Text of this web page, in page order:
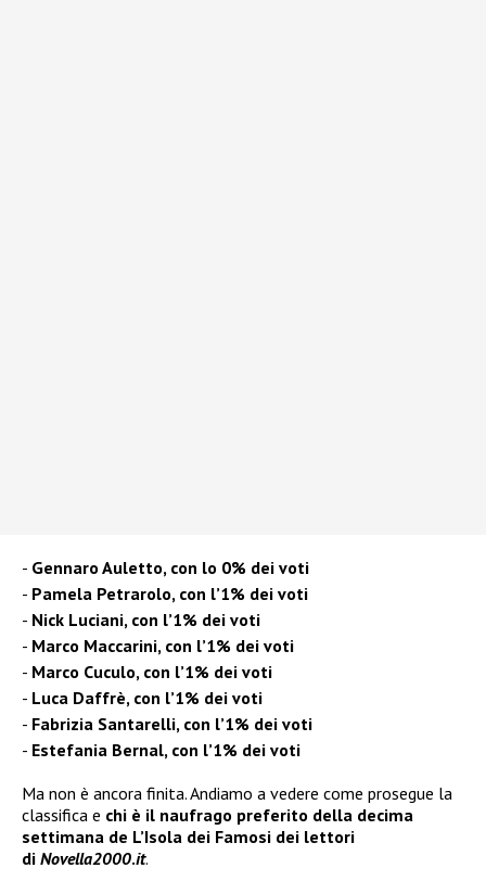
Gennaro Auletto, con lo 0% dei voti
Pamela Petrarolo, con l’1% dei voti
Nick Luciani, con l’1% dei voti
Marco Maccarini, con l’1% dei voti
Marco Cuculo, con l’1% dei voti
Luca Daffrè, con l’1% dei voti
Fabrizia Santarelli, con l’1% dei voti
Estefania Bernal, con l’1% dei voti
Ma non è ancora finita. Andiamo a vedere come prosegue la
classifica e chi è il naufrago preferito della decima
settimana de L’Isola dei Famosi dei lettori
di Novella2000.it.